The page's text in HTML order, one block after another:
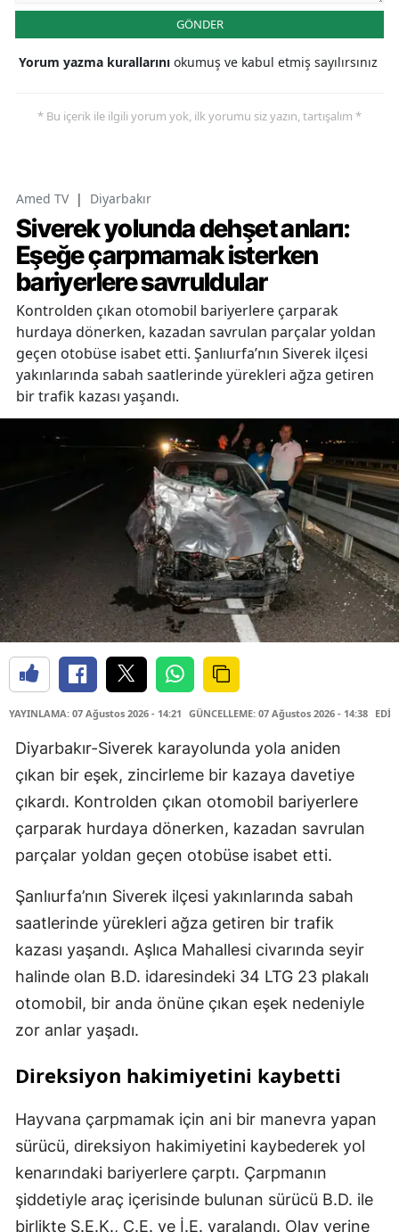
GÖNDER
Yorum yazma kurallarını okumuş ve kabul etmiş sayılırsınız
* Bu içerik ile ilgili yorum yok, ilk yorumu siz yazın, tartışalım *
Amed TV | Diyarbakır
Siverek yolunda dehşet anları:
Eşeğe çarpmamak isterken
bariyerlere savruldular
Kontrolden çıkan otomobil bariyerlere çarparak
hurdaya dönerken, kazadan savrulan parçalar yoldan
geçen otobüse isabet etti. Şanlıurfa’nın Siverek ilçesi
yakınlarında sabah saatlerinde yürekleri ağza getiren
bir trafik kazası yaşandı.
YAYINLAMA: 07 Ağustos 2026 - 14:21 GÜNCELLEME: 07 Ağustos 2026 - 14:38
Diyarbakır-Siverek karayolunda yola aniden
çıkan bir eşek, zincirleme bir kazaya davetiye
çıkardı. Kontrolden çıkan otomobil bariyerlere
çarparak hurdaya dönerken, kazadan savrulan
parçalar yoldan geçen otobüse isabet etti.
Şanlıurfa’nın Siverek ilçesi yakınlarında sabah
saatlerinde yürekleri ağza getiren bir trafik
kazası yaşandı. Aşlıca Mahallesi civarında seyir
halinde olan B.D. idaresindeki 34 LTG 23 plakalı
otomobil, bir anda önüne çıkan eşek nedeniyle
zor anlar yaşadı.
Direksiyon hakimiyetini kaybetti
Hayvana çarpmamak için ani bir manevra yapan
sürücü, direksiyon hakimiyetini kaybederek yol
kenarındaki bariyerlere çarptı. Çarpmanın
şiddetiyle araç içerisinde bulunan sürücü B.D. ile
birlikte S.E.K., C.E. ve İ.E. yaralandı. Olay yerine